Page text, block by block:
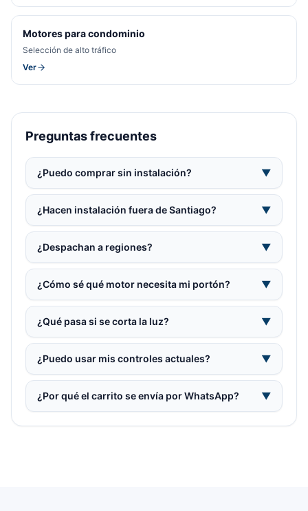
Motores para condominio
Selección de alto tráfico
Ver
Preguntas frecuentes
¿Puedo comprar sin instalación? ▼
¿Hacen instalación fuera de Santiago? ▼
¿Despachan a regiones? ▼
¿Cómo sé qué motor necesita mi portón? ▼
¿Qué pasa si se corta la luz? ▼
¿Puedo usar mis controles actuales? ▼
¿Por qué el carrito se envía por WhatsApp? ▼